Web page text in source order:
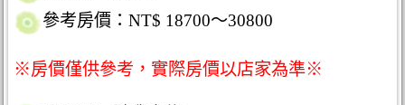
參考房價：NT$ 18700～30800
※房價僅供參考，實際房價以店家為準※